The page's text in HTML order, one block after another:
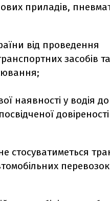
приладів,
від проведення
засобів
наявності у водія
стосуватиметься